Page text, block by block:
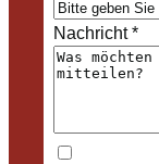
Nachricht*